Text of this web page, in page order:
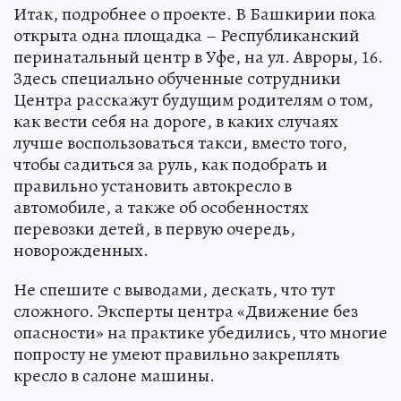
Итак, подробнее о проекте. В Башкирии пока
открыта одна площадка – Республиканский
перинатальный центр в Уфе, на ул. Авроры, 16.
Здесь специально обученные сотрудники
Центра расскажут будущим родителям о том,
как вести себя на дороге, в каких случаях
лучше воспользоваться такси, вместо того,
чтобы садиться за руль, как подобрать и
правильно установить автокресло в
автомобиле, а также об особенностях
перевозки детей, в первую очередь,
новорожденных.
Не спешите с выводами, дескать, что тут
сложного. Эксперты центра «Движение без
опасности» на практике убедились, что многие
попросту не умеют правильно закреплять
кресло в салоне машины.